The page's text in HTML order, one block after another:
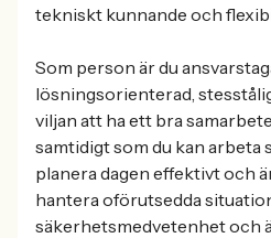
tekniskt kunnande och
Som person är du
lösningsorienterad,
viljan att ha ett bra
samtidigt som du kan arbeta
planera dagen effektivt och
hantera oförutsedda
säkerhetsmedvetenhet och